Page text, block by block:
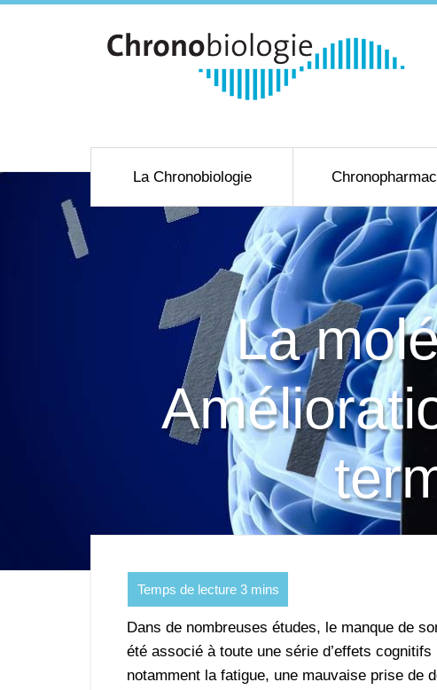
La Chronobiologie
La
Dans de nombreuses études, le manque de
été associé à toute une série d’effets cognitifs
notamment la fatigue, une mauvaise prise de